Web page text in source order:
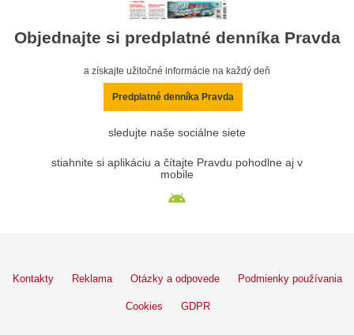
Objednajte si predplatné denníka Pravda
a získajte užitočné informácie na každý deň
Predplatné denníka Pravda
sledujte naše sociálne siete
stiahnite si aplikáciu a čítajte Pravdu pohodlne aj v
mobile
Kontakty Reklama Otázky a odpovede Podmienky používania
Cookies GDPR